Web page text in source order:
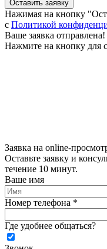
Оставить заявку
Нажимая на кнопку
c Политикой
Ваше заявка отправлена!
Нажмите на кнопку для
Заявка на online-
Оставьте заявку и
течение 10 минут.
Ваше имя
Номер телефона *
Где удобнее общаться?